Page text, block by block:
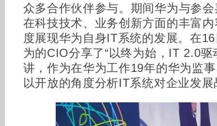
众多合作伙伴参与。期间华为与参
在科技技术、业务创新方面的丰富
度展现华为自身IT系统的发展。在
为的CIO分享了“以终为始，IT 2.0驱
讲，作为在华为工作19年的华为监
以开放的角度分析IT系统对企业发